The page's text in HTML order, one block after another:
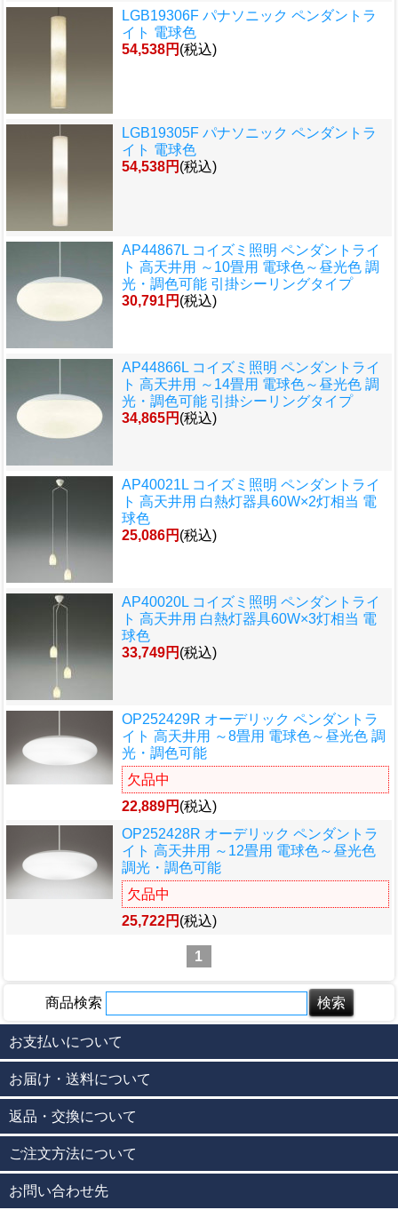
LGB19306F パナソニック ペンダントラ
イト 電球色
54,538円 (税込)
LGB19305F パナソニック ペンダントラ
イト 電球色
54,538円 (税込)
AP44867L コイズミ照明 ペンダントライ
ト 高天井用 ～10畳用 電球色～昼光色 調
光・調色可能 引掛シーリングタイプ
30,791円 (税込)
AP44866L コイズミ照明 ペンダントライ
ト 高天井用 ～14畳用 電球色～昼光色 調
光・調色可能 引掛シーリングタイプ
34,865円 (税込)
AP40021L コイズミ照明 ペンダントライ
ト 高天井用 白熱灯器具60W×2灯相当 電
球色
25,086円 (税込)
AP40020L コイズミ照明 ペンダントライ
ト 高天井用 白熱灯器具60W×3灯相当 電
球色
33,749円 (税込)
OP252429R オーデリック ペンダントラ
イト 高天井用 ～8畳用 電球色～昼光色 調
光・調色可能
欠品中
22,889円 (税込)
OP252428R オーデリック ペンダントラ
イト 高天井用 ～12畳用 電球色～昼光色
調光・調色可能
欠品中
25,722円 (税込)
1
商品検索
お支払いについて
お届け・送料について
返品・交換について
ご注文方法について
お問い合わせ先